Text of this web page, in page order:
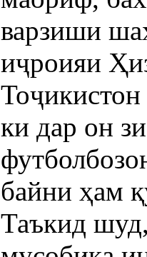
варзиши
иҷроияи
ки дар он
байни ҳам
Таъкид